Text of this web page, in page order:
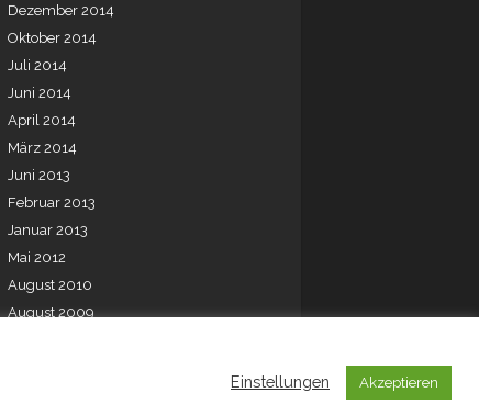
Dezember 2014
Oktober 2014
Juli 2014
Juni 2014
April 2014
März 2014
Juni 2013
Februar 2013
Januar 2013
Mai 2012
August 2010
August 2009
Einstellungen Akzeptieren